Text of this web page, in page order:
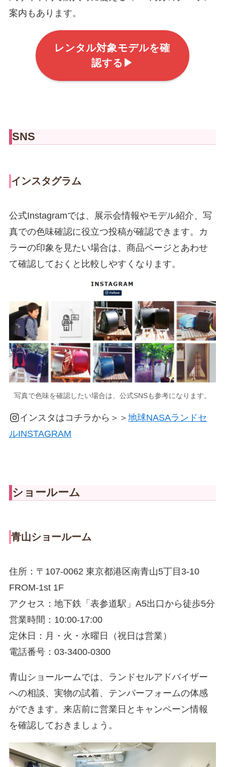
案内もあります。
レンタル対象モデルを確
認する▶
SNS
インスタグラム
公式Instagramでは、展示会情報やモデル紹介、写
真での色味確認に役立つ投稿が確認できます。カ
ラーの印象を見たい場合は、商品ページとあわせ
て確認しておくと比較しやすくなります。
写真で色味を確認したい場合は、公式SNSも参考になります。
インスタはコチラから＞＞地球NASAランドセ
ルINSTAGRAM
ショールーム
青山ショールーム
住所：〒107-0062 東京都港区南青山5丁目3-10
FROM-1st 1F
アクセス：地下鉄「表参道駅」A5出口から徒歩5分
営業時間：10:00-17:00
定休日：月・火・水曜日（祝日は営業）
電話番号：03-3400-0300
青山ショールームでは、ランドセルアドバイザー
への相談、実物の試着、テンパーフォームの体感
ができます。来店前に営業日とキャンペーン情報
を確認しておきましょう。